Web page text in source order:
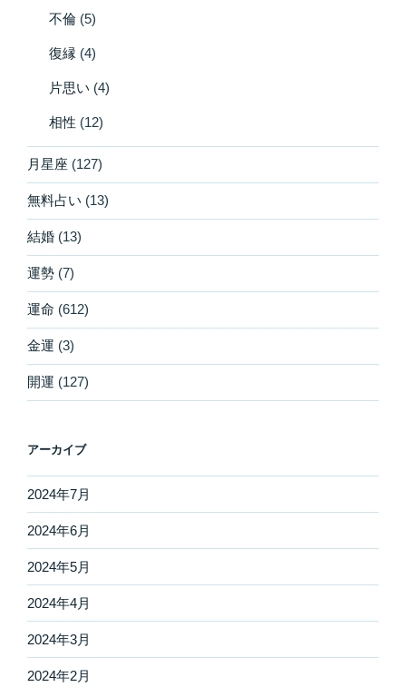
不倫 (5)
復縁 (4)
片思い (4)
相性 (12)
月星座 (127)
無料占い (13)
結婚 (13)
運勢 (7)
運命 (612)
金運 (3)
開運 (127)
アーカイブ
2024年7月
2024年6月
2024年5月
2024年4月
2024年3月
2024年2月